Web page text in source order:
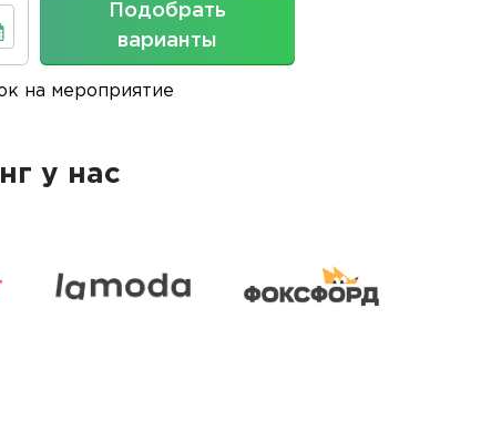
Подобрать
варианты
на мероприятие
у нас